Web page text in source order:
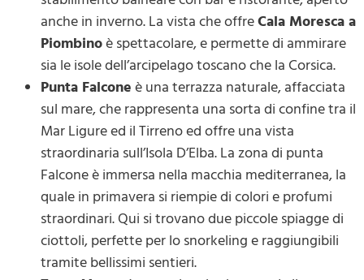
anche in inverno. La vista che offreCala Moresca a
Piombinoè spettacolare, e permette di ammirare
sia le isole dell’arcipelago toscano che la Corsica.
Punta Falcone è una terrazza naturale, affacciata
sul mare, che rappresenta una sorta di confine tra il
Mar Ligure ed il Tirreno ed offre una vista
straordinaria sull’Isola D’Elba. La zona di punta
Falcone è immersa nella macchia mediterranea, la
quale in primavera si riempie di colori e profumi
straordinari. Qui si trovano due piccole spiagge di
ciottoli, perfette per lo snorkeling e raggiungibili
tramite bellissimi sentieri.